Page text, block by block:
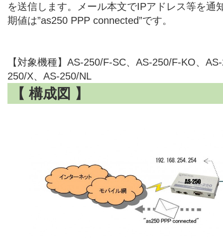
を送信します。メール本文でIPアドレス等を通
期値は”as250 PPP connected”です。
【対象機種】AS-250/F-SC、AS-250/F-KO、
250/X、AS-250/NL
【 構成図 】